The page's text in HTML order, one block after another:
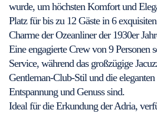
wurde, um höchsten Komfort und
Platz für bis zu 12 Gäste in 6
Charme der Ozeanliner der 1930er
Eine engagierte Crew von 9 Personen
Service, während das großzügige
Gentleman-Club-Stil und die
Entspannung und Genuss sind.
Ideal für die Erkundung der Adria,